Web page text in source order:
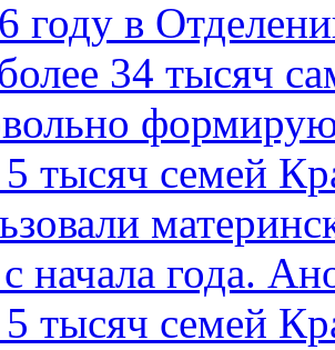
году в
34 тысяч
тысяч семей
начала года.
тысяч семей